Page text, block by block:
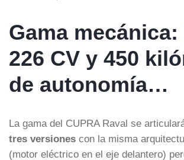
Gama
226 CV y 450
de autonomía…
La gama del CUPRA Raval se
tres versiones con la misma
(motor eléctrico en el eje delantero)